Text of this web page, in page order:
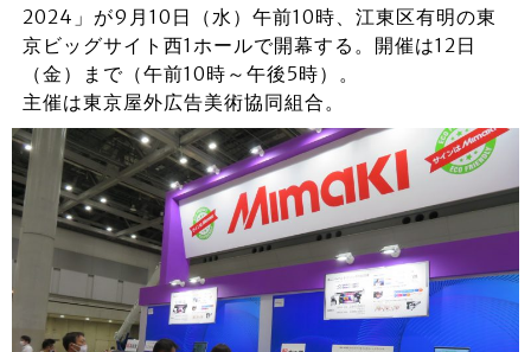
2024」が9月10日（水）午前10時、江東区有明の東
京ビッグサイト西1ホールで開幕する。開催は12日
（金）まで（午前10時～午後5時）。
主催は東京屋外広告美術協同組合。